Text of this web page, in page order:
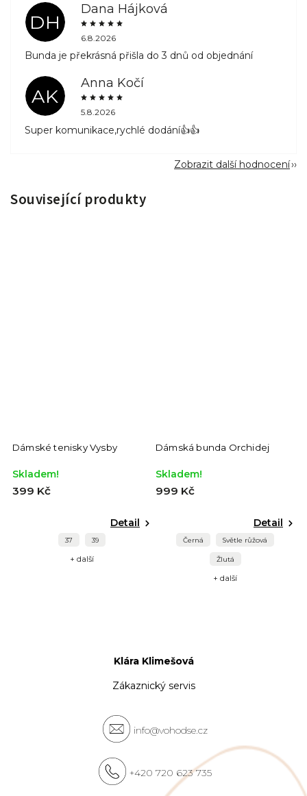
DH
Dana Hájková
6.8.2026
Bunda je překrásná přišla do 3 dnů od objednání
AK
Anna Kočí
5.8.2026
Super komunikace,rychlé dodání👍👍
Zobrazit další hodnocení
Související produkty
Dámské tenisky Vysby
Skladem!
399 Kč
Detail
37 39
+ další
Dámská bunda Orchidej
Skladem!
999 Kč
Detail
Černá Světle růžová
Žlutá
+ další
Klára Klimešová
Zákaznický servis
info@vohodse.cz
+420 720 623 735